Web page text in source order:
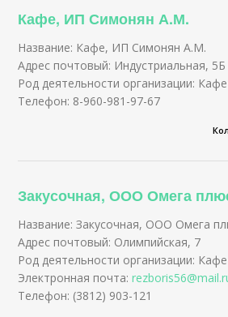
Кафе, ИП Симонян А.М.
Название: Кафе, ИП Симонян А.М.
Адрес почтовый: Индустриальная, 5Б
Род деятельности организации: Кафе
Телефон: 8-960-981-97-67
Закусочная, ООО Омега
Название: Закусочная, ООО Омега
Адрес почтовый: Олимпийская, 7
Род деятельности организации: Кафе
Электронная почта:
Телефон: (3812) 903-121